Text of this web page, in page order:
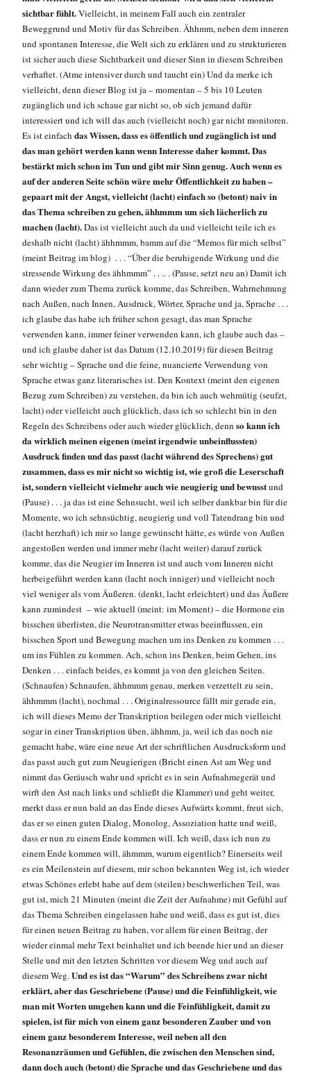
sichtbar fühlt.Vielleicht, in meinem Fall auch ein zentraler
Beweggrund und Motiv für das Schreiben. Ähhmm, neben dem inneren
und spontanen Interesse, die Welt sich zu erklären und zu strukturieren
ist sicher auch diese Sichtbarkeit und dieser Sinn in diesem Schreiben
verhaftet. (Atme intensiver durch und taucht ein) Und da merke ich
vielleicht, denn dieser Blog ist ja – momentan – 5 bis 10 Leuten
zugänglich und ich schaue gar nicht so, ob sich jemand dafür
interessiert und ich will das auch (vielleicht noch) gar nicht monitoren.
Es ist einfach das Wissen, dass es öffentlich und zugänglich ist und
das man gehört werden kann wenn Interesse daher kommt. Das
bestärkt mich schon im Tun und gibt mir Sinn genug. Auch wenn es
auf der anderen Seite schön wäre mehr Öffentlichkeit zu haben –
gepaart mit der Angst, vielleicht (lacht) einfach so (betont) naiv in
das Thema schreiben zu gehen, ähhmmm um sich lächerlich zu
machen (lacht).Das ist vielleicht auch da und vielleicht teile ich es
deshalb nicht (lacht) ähhmmm, bamm auf die “Memos für mich selbst”
(meint Beitrag im blog) . . . “Über die beruhigende Wirkung und die
stressende Wirkung des ähhmmm” . . .. . (Pause, setzt neu an) Damit ich
dann wieder zum Thema zurück komme, das Schreiben, Wahrnehmung
nach Außen, nach Innen, Ausdruck, Wörter, Sprache und ja, Sprache . . .
ich glaube das habe ich früher schon gesagt, das man Sprache
verwenden kann, immer feiner verwenden kann, ich glaube auch das –
und ich glaube daher ist das Datum (12.10.2019) für diesen Beitrag
sehr wichtig – Sprache und die feine, nuancierte Verwendung von
Sprache etwas ganz literarisches ist. Den Kontext (meint den eigenen
Bezug zum Schreiben) zu verstehen, da bin ich auch wehmütig (seufzt,
lacht) oder vielleicht auch glücklich, dass ich so schlecht bin in den
Regeln des Schreibens oder auch wieder glücklich, denn so kann ich
da wirklich meinen eigenen (meint irgendwie unbeinflussten)
Ausdruck finden und das passt (lacht während des Sprechens) gut
zusammen, dass es mir nicht so wichtig ist, wie groß die Leserschaft
ist, sondern vielleicht vielmehr auch wie neugierig und bewusstund
(Pause) . . . ja das ist eine Sehnsucht, weil ich selber dankbar bin für die
Momente, wo ich sehnsüchtig, neugierig und voll Tatendrang bin und
(lacht herzhaft) ich mir so lange gewünscht hätte, es würde von Außen
angestoßen werden und immer mehr (lacht weiter) darauf zurück
komme, das die Neugier im Inneren ist und auch vom Inneren nicht
herbeigeführt werden kann (lacht noch inniger) und vielleicht noch
viel weniger als vom Äußeren. (denkt, lacht erleichtert) und das Äußere
kann zumindest – wie aktuell (meint: im Moment) – die Hormone ein
bisschen überlisten, die Neurotransmitter etwas beeinflussen, ein
bisschen Sport und Bewegung machen um ins Denken zu kommen . . .
um ins Fühlen zu kommen. Ach, schon ins Denken, beim Gehen, ins
Denken . . . einfach beides, es kommt ja von den gleichen Seiten.
(Schnaufen) Schnaufen, ähhmmm genau, merken verzettelt zu sein,
ähhmmm (lacht), nochmal . . . Originalressource fällt mir gerade ein,
ich will dieses Memo der Transkription beilegen oder mich vielleicht
sogar in einer Transkription üben, ähhmm, ja, weil ich das noch nie
gemacht habe, wäre eine neue Art der schriftlichen Ausdrucksform und
das passt auch gut zum Neugierigen (Bricht einen Ast am Weg und
nimmt das Geräusch wahr und spricht es in sein Aufnahmegerät und
wirft den Ast nach links und schließt die Klammer) und geht weiter,
merkt dass er nun bald an das Ende dieses Aufwärts kommt, freut sich,
das er so einen guten Dialog, Monolog, Assoziation hatte und weiß,
dass er nun zu einem Ende kommen will. Ich weiß, dass ich nun zu
einem Ende kommen will, ähmmm, warum eigentlich? Einerseits weil
es ein Meilenstein auf diesem, mir schon bekannten Weg ist, ich wieder
etwas Schönes erlebt habe auf dem (steilen) beschwerlichen Teil, was
gut ist, mich 21 Minuten (meint die Zeit der Aufnahme) mit Gefühl auf
das Thema Schreiben eingelassen habe und weiß, dass es gut ist, dies
für einen neuen Beitrag zu haben, vor allem für einen Beitrag, der
wieder einmal mehr Text beinhaltet und ich beende hier und an dieser
Stelle und mit den letzten Schritten vor diesem Weg und auch auf
diesem Weg. Und es ist das “Warum” des Schreibens zwar nicht
erklärt, aber das Geschriebene (Pause) und die Feinfühligkeit, wie
man mit Worten umgehen kann und die Feinfühligkeit, damit zu
spielen, ist für mich von einem ganz besonderen Zauber und von
einem ganz besonderem Interesse, weil neben all den
Resonanzräumen und Gefühlen, die zwischen den Menschen sind,
dann doch auch (betont) die Sprache und das Geschriebene und das